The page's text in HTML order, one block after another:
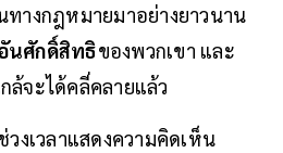
างกฎหมายมาอย่างยาวนาน
นศักดิ์สิทธิของพวกเขา และ
ล้จะได้คลี่คลายแล้ว
วงเวลาแสดงความคิดเห็น